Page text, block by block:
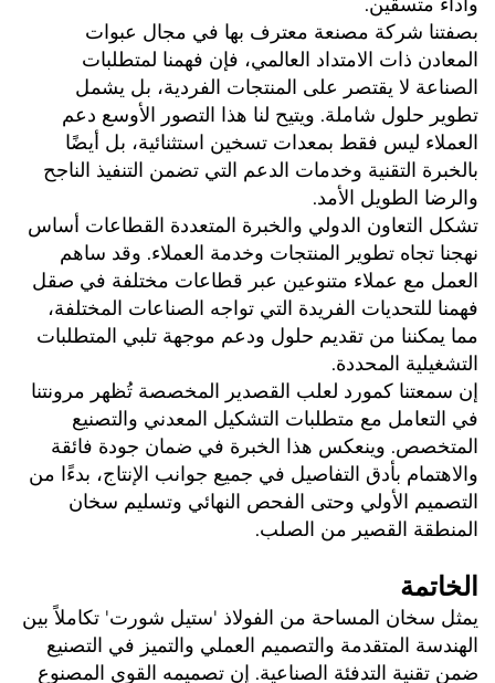
بصفتنا شركة مصنعة معترف بها في مجال عبوات
المعادن ذات الامتداد العالمي، فإن فهمنا لمتطلبات
الصناعة لا يقتصر على المنتجات الفردية، بل يشمل
تطوير حلول شاملة. ويتيح لنا هذا التصور الأوسع دعم
العملاء ليس فقط بمعدات تسخين استثنائية، بل أيضًا
بالخبرة التقنية وخدمات الدعم التي تضمن التنفيذ الناجح
والرضا الطويل الأمد.
تشكل التعاون الدولي والخبرة المتعددة القطاعات أساس
نهجنا تجاه تطوير المنتجات وخدمة العملاء. وقد ساهم
العمل مع عملاء متنوعين عبر قطاعات مختلفة في صقل
فهمنا للتحديات الفريدة التي تواجه الصناعات المختلفة،
مما يمكننا من تقديم حلول ودعم موجهة تلبي المتطلبات
التشغيلية المحددة.
إن سمعتنا كمورد لعلب القصدير المخصصة تُظهر مرونتنا
في التعامل مع متطلبات التشكيل المعدني والتصنيع
المتخصص. وينعكس هذا الخبرة في ضمان جودة فائقة
والاهتمام بأدق التفاصيل في جميع جوانب الإنتاج، بدءًا من
التصميم الأولي وحتى الفحص النهائي وتسليم سخان
المنطقة القصير من الصلب.
الخاتمة
يمثل سخان المساحة من الفولاذ 'ستيل شورت' تكاملاً بين
الهندسة المتقدمة والتصميم العملي والتميز في التصنيع
ضمن تقنية التدفئة الصناعية. إن تصميمه القوي المصنوع